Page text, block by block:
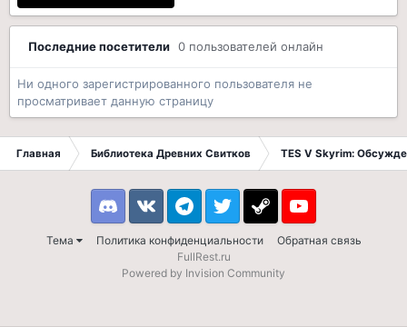
Последние посетители 0 пользователей онлайн
Ни одного зарегистрированного пользователя не
просматривает данную страницу
Главная Библиотека Древних Свитков TES V Skyrim:
Тема Политика конфиденциальности Обратная связь
DiscordVK TelegramTwitter Steam Youtube
FullRest.ru
Powered by Invision Community